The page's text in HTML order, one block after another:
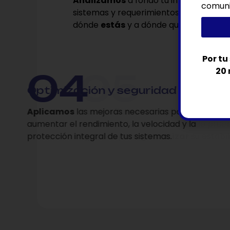
sistemas y requerimientos para
dónde estásy a dónde quieres llegar.
Optimización y seguridad
4
Aplicamoslas mejoras necesarias para
aumentar el rendimiento, la velocidad
protección integral de tus sistemas.
Por
20